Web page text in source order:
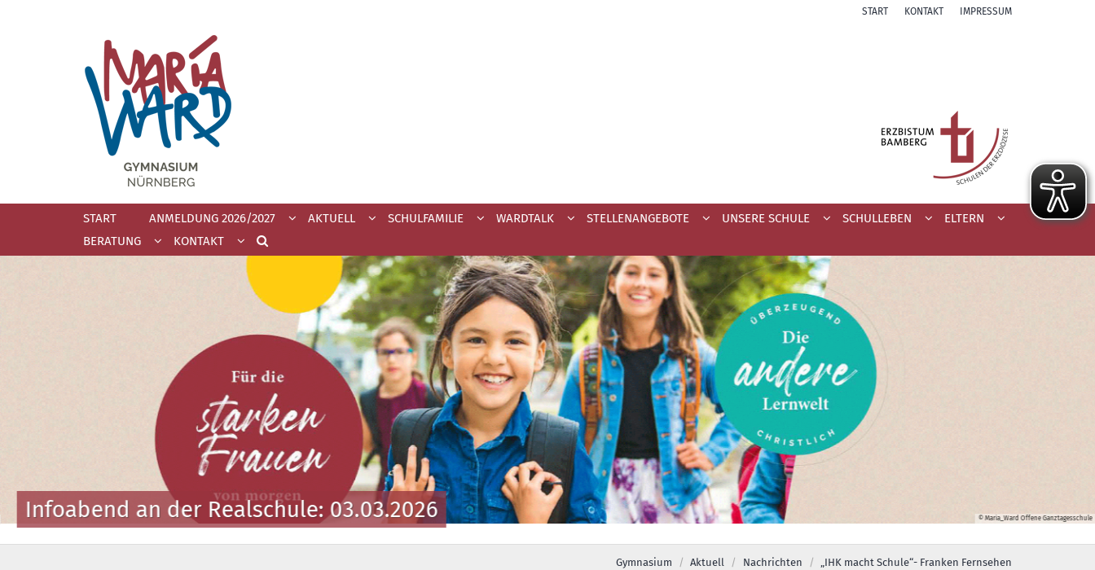
START KONTAKT IMPRESSUM
START ANMELDUNG 2026/2027 AKTUELL SCHULFAMILIE WARDTALK STELLENANGEBOTE UNSERE SCHULE SCHULLEBEN
ELTERN
BERATUNG
KONTAKT
© Maria_Ward Offene Ganztagesschule
Infoabend an der Realschule: 03.03.2026
Gymnasium Aktuell Nachrichten „IHK macht Schule“- Franken Fernsehen